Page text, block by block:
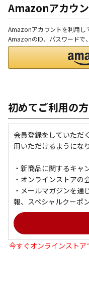
Amazonアカウ
Amazonアカウントを利用し
AmazonのID、パスワードで
初めてご利用の
会員登録をしていただ
用いただけるようにな
・新商品に関するキャ
・オンラインストアの
・メールマガジンを通
報、スペシャルクーポ
今すぐオンラインスト